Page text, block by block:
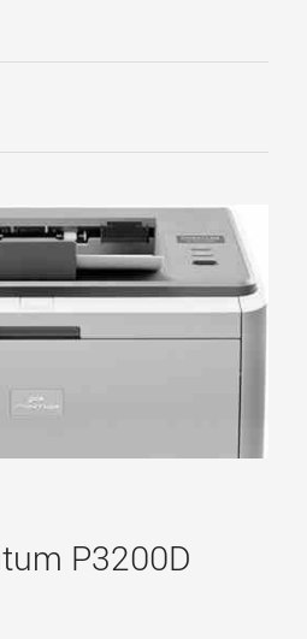
P3200D